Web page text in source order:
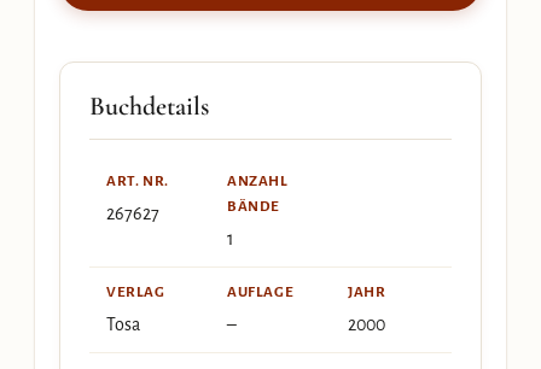
Buchdetails
ART. NR.
267627
ANZAHL
BÄNDE
1
VERLAG
Tosa
AUFLAGE
–
JAHR
2000